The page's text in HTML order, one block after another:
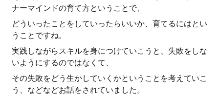
ナーマインドの育て方ということで、
どういったことをしていったらいいか、育てるにはとい
うことですね。
実践しながらスキルを身につけていこうと、失敗をしな
いようにするのではなくて、
その失敗をどう生かしていくかということを考えていこ
う、などなどお話をされていました。